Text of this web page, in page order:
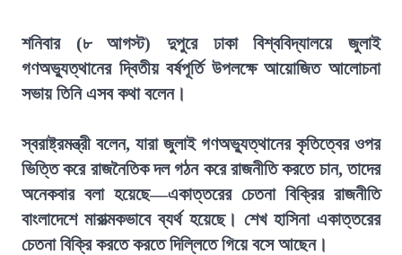
শনিবার (৮ আগস্ট) দুপুরে ঢাকা বিশ্ববিদ্যালয়ে জুলাই
গণঅভ্যুত্থানের দ্বিতীয় বর্ষপূর্তি উপলক্ষে আয়োজিত আলোচনা
সভায় তিনি এসব কথা বলেন।
স্বরাষ্ট্রমন্ত্রী বলেন, যারা জুলাই গণঅভ্যুত্থানের কৃতিত্বের ওপর
ভিত্তি করে রাজনৈতিক দল গঠন করে রাজনীতি করতে চান, তাদের
অনেকবার বলা হয়েছে—একাত্তরের চেতনা বিক্রির রাজনীতি
বাংলাদেশে মারাত্মকভাবে ব্যর্থ হয়েছে। শেখ হাসিনা একাত্তরের
চেতনা বিক্রি করতে করতে দিল্লিতে গিয়ে বসে আছেন।